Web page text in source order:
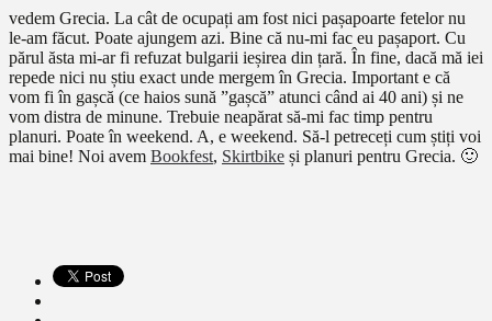
vedem Grecia. La cât de ocupați am fost nici pașapoarte fetelor nu
le-am făcut. Poate ajungem azi. Bine că nu-mi fac eu pașaport. Cu
părul ăsta mi-ar fi refuzat bulgarii ieșirea din țară. În fine, dacă mă iei
repede nici nu știu exact unde mergem în Grecia. Important e că
vom fi în gașcă (ce haios sună ”gașcă” atunci când ai 40 ani) și ne
vom distra de minune. Trebuie neapărat să-mi fac timp pentru
planuri. Poate în weekend. A, e weekend. Să-l petreceți cum știți voi
mai bine! Noi avem Bookfest, Skirtbike și planuri pentru Grecia. 🙂